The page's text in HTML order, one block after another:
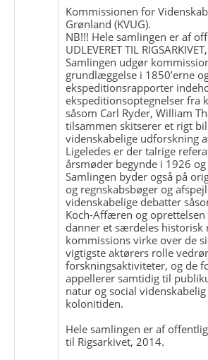
Kommissionen for
Grønland (KVUG).
NB!!! Hele samlingen er af
UDLEVERET TIL
Samlingen udgør
grundlæggelse i 1850’erne
ekspeditionsrapporter
ekspeditionsoptegnelser fra
såsom Carl Ryder, William
tilsammen skitserer et rigt
videnskabelige udforskning
Ligeledes er der talrige
årsmøder begynde i 1926
Samlingen byder også på
og regnskabsbøger og
videnskabelige debatter
Koch-Affæren og oprettelsen
danner et særdeles historisk
kommissions virke over de
vigtigste aktørers rolle
forskningsaktiviteter, og de
appellerer samtidig til
natur og social
kolonitiden.
Hele samlingen er af
til Rigsarkivet, 2014.